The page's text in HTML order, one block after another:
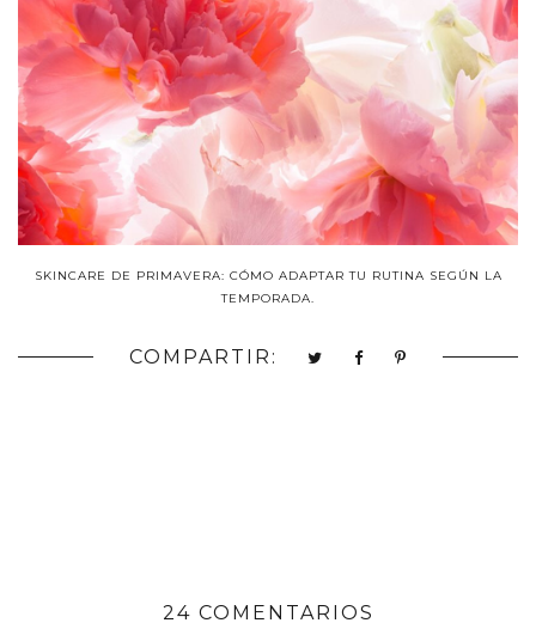
SKINCARE DE PRIMAVERA: CÓMO ADAPTAR TU RUTINA SEGÚN LA
TEMPORADA.
COMPARTIR:
24 COMENTARIOS